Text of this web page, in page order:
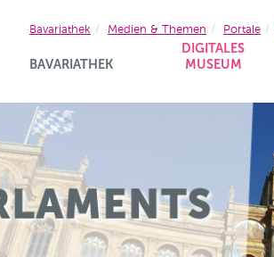
BAVARIATHEK
DIGITALES
MUSEUM
Bavariathek Medien & Themen Portale